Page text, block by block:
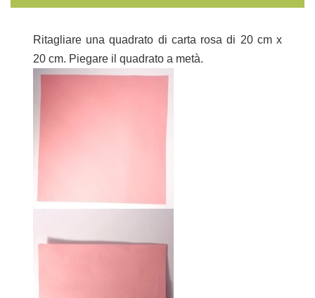
Ritagliare una quadrato di carta rosa di 20 cm x
20 cm. Piegare il quadrato a metà.